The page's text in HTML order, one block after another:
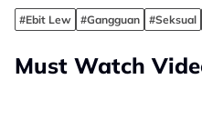
#Ebit Lew #Gangguan #Seksual
Must Watch